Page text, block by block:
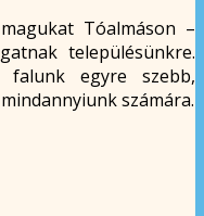
Tóalmáson –
településünkre.
falunk egyre szebb,
számára.